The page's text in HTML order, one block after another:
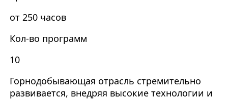
от 250 часов
Кол-во программ
10
Горнодобывающая отрасль стремительно
развивается, внедряя высокие технологии и